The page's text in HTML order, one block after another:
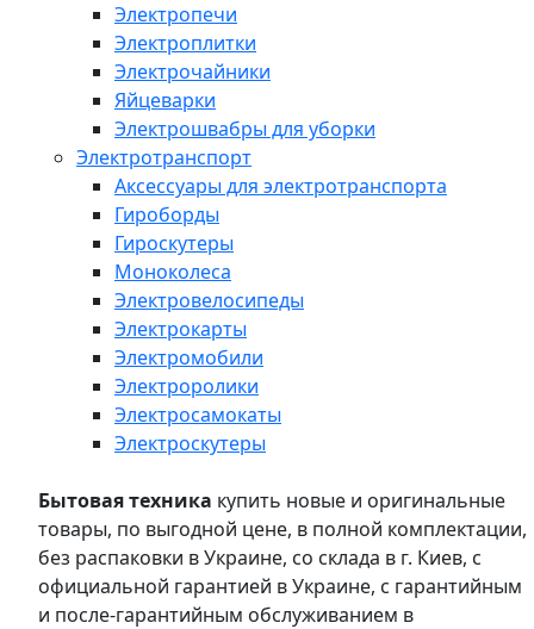
Электропечи
Электроплитки
Электрочайники
Яйцеварки
Электрошвабры для уборки
Электротранспорт
Аксессуары для электротранспорта
Гироборды
Гироскутеры
Моноколеса
Электровелосипеды
Электрокарты
Электромобили
Электроролики
Электросамокаты
Электроскутеры
Бытовая техника купить новые и оригинальные
товары, по выгодной цене, в полной комплектации,
без распаковки в Украине, со склада в г. Киев, с
официальной гарантией в Украине, с гарантийным
и после-гарантийным обслуживанием в